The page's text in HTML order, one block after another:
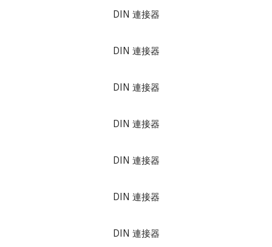
DIN 連接器
DIN 連接器
DIN 連接器
DIN 連接器
DIN 連接器
DIN 連接器
DIN 連接器